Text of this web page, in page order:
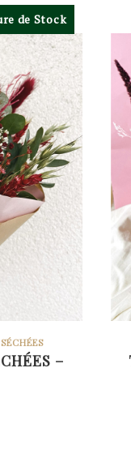
de Stock
–